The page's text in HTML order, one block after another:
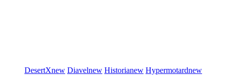
DesertXnew Diavelnew Historianew Hypermotardnew